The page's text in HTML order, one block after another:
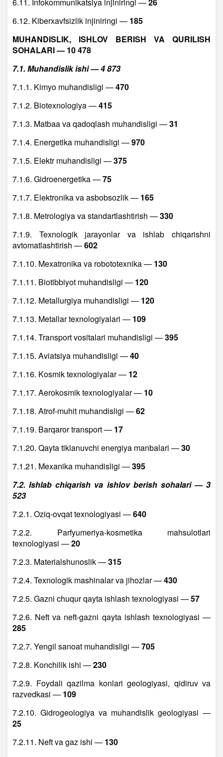
6.11. Infokommunikatsiya injiniringi —26
6.12. Kiberxavfsizlik injiniringi — 185
MUHANDISLIK, ISHLOV BERISH VA QURILISH
SOHALARI — 10 478
7.1. Muhandislik ishi — 4 873
7.1.1. Kimyo muhandisligi —470
7.1.2. Biotexnologiya —415
7.1.3. Matbaa va qadoqlash muhandisligi —31
7.1.4. Energetika muhandisligi —970
7.1.5. Elektr muhandisligi —375
7.1.6. Gidroenergetika —75
7.1.7. Elektronika va asbobsozlik — 165
7.1.8. Metrologiya va standartlashtirish —330
7.1.9. Texnologik jarayonlar va ishlab chiqarishni
avtomatlashtirish —602
7.1.10. Mexatronika va robototexnika — 130
7.1.11. Biotibbiyot muhandisligi — 120
7.1.12. Metallurgiya muhandisligi — 120
7.1.13. Metallar texnologiyalari — 109
7.1.14. Transport vositalari muhandisligi —395
7.1.15. Aviatsiya muhandisligi —40
7.1.16. Kosmik texnologiyalar — 12
7.1.17. Aerokosmik texnologiyalar — 10
7.1.18. Atrof-muhit muhandisligi —62
7.1.19. Barqaror transport — 17
7.1.20. Qayta tiklanuvchi energiya manbalari —30
7.1.21. Mexanika muhandisligi —395
7.2. Ishlab chiqarish va ishlov berish sohalari — 3
523
7.2.1. Oziq-ovqat texnologiyasi —640
7.2.2. Parfyumeriya-kosmetika mahsulotlari
texnologiyasi —20
7.2.3. Materialshunoslik —315
7.2.4. Texnologik mashinalar va jihozlar —430
7.2.5. Gazni chuqur qayta ishlash texnologiyasi —57
7.2.6. Neft va neft-gazni qayta ishlash texnologiyasi —
285
7.2.7. Yengil sanoat muhandisligi —705
7.2.8. Konchilik ishi —230
7.2.9. Foydali qazilma konlari geologiyasi, qidiruv va
razvedkasi — 109
7.2.10. Gidrogeologiya va muhandislik geologiyasi —
25
7.2.11. Neft va gaz ishi — 130